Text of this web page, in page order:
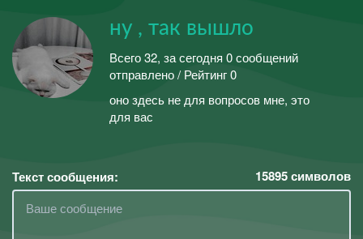
ну , так вышло
Всего 32, за сегодня 0 сообщений
отправлено / Рейтинг 0
оно здесь не для вопросов мне, это
для вас
Текст сообщения: 15895символов